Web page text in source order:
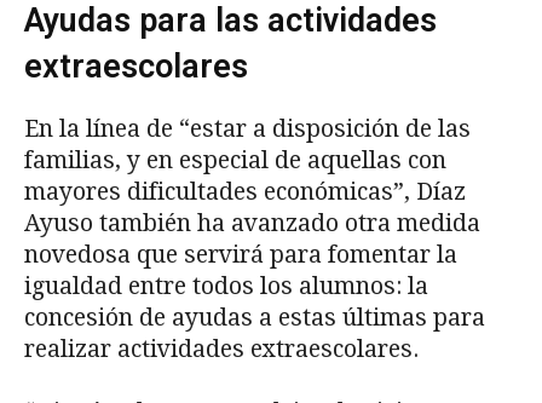
Ayudas para las actividades
extraescolares
En la línea de “estar a disposición de las
familias, y en especial de aquellas con
mayores dificultades económicas”, Díaz
Ayuso también ha avanzado otra medida
novedosa que servirá para fomentar la
igualdad entre todos los alumnos: la
concesión de ayudas a estas últimas para
realizar actividades extraescolares.